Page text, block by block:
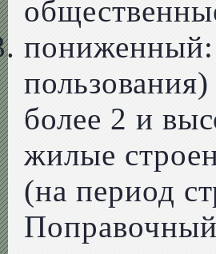
пониженный:
более 2 и
жилые
(на период